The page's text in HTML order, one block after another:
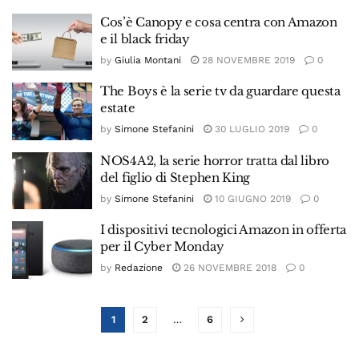
Cos’è Canopy e cosa centra con Amazon
e il black friday
by Giulia Montani 28 NOVEMBRE 2019 0
The Boys è la serie tv da guardare questa
estate
by Simone Stefanini 30 LUGLIO 2019 0
NOS4A2, la serie horror tratta dal libro
del figlio di Stephen King
by Simone Stefanini 10 GIUGNO 2019 0
I dispositivi tecnologici Amazon in offerta
per il Cyber Monday
by Redazione 26 NOVEMBRE 2018 0
1 2 … 6